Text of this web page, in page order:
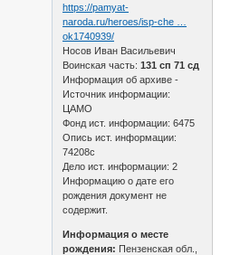
https://pamyat-
naroda.ru/heroes/isp-che …
ok1740939/
Носов Иван Васильевич
Воинская часть: 131 сп 71 сд
Информация об архиве -
Источник информации:
ЦАМО
Фонд ист. информации: 6475
Опись ист. информации:
74208с
Дело ист. информации: 2
Информацию о дате его
рождения документ не
содержит.
Информация о месте
рождения: Пензенская обл.,